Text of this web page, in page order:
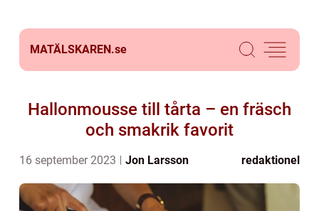
MATÄLSKAREN.se
Hallonmousse till tårta – en fräsch
och smakrik favorit
16 september 2023 Jon Larsson redaktionel